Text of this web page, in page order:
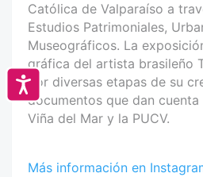
Accesibilidad
Católica de Valparaíso a
Estudios Patrimoniales,
Museográficos. La
gráfica del artista brasileño
por diversas etapas de su
documentos que dan
Viña del Mar y la PUCV.
Más información en